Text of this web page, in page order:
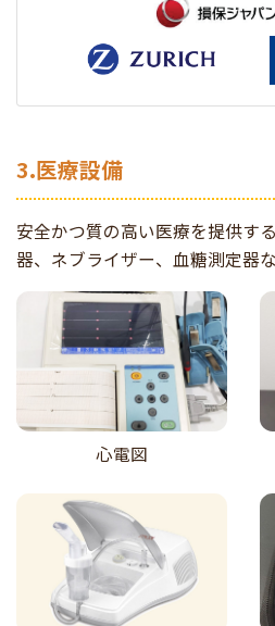
3.医療設備
安全かつ質の高い医療を提供す
器、ネブライザー、血糖測定器
心電図